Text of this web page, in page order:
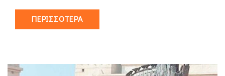
ΠΕΡΙΣΣΌΤΕΡΑ